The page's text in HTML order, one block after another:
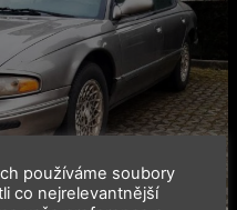
používáme soubory
co nejrelevantnější